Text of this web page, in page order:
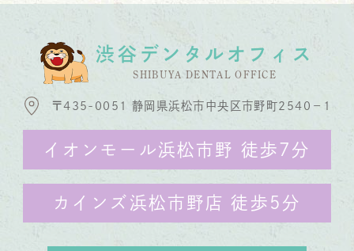
渋谷デンタルオフィス
SHIBUYA DENTAL OFFICE
〒435-0051 静岡県浜松市中央区市野町2540−1
イオンモール浜松市野 徒歩7分
カインズ浜松市野店 徒歩5分